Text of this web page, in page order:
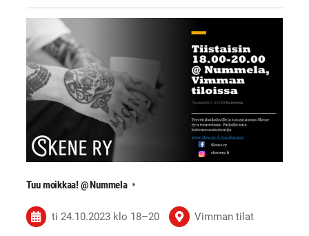
Tuu moikkaa! @ Nummela
ti 24.10.2023 klo 18–20 Vimman tilat